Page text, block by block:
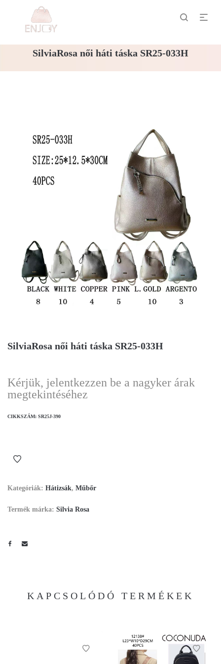
SilviaRosa női háti táska SR25-033H
SilviaRosa női háti táska SR25-033H
Kérjük, jelentkezzen be a nagyker árak
megtekintéséhez
CIKKSZÁM: SR25J-390
Kategóriák: Hátizsák, Műbőr
Termék márka: Silvia Rosa
KAPCSOLÓDÓ TERMÉKEK